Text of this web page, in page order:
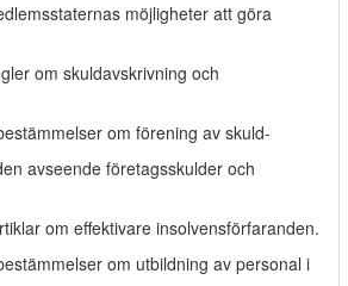
möjligheter att göra
om skuldavskrivning och
om förening av skuld-
avseende företagsskulder och
om effektivare insolvensförfaranden.
om utbildning av personal i